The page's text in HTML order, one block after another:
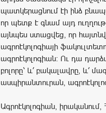
պատկերացնում էի ինձ
որ պետք է գնամ այդ
այնպես ստացվեց, որ
ագրոէկոլոգիայի
ագրոէկոլոգիան։ Ու դա
բոլորը՝ և՛ բակալավրը, և՛
ասպիրանտուրան,
Ագրոէկոլոգիան,